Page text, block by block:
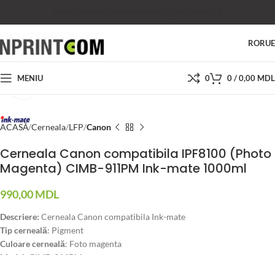
RORU
MENIU 0 0/0,00 MDL
ACASĂ Cerneala LFP Canon
Cerneala Canon compatibila IPF8100 (Photo
Magenta) CIMB-911PM Ink-mate 1000ml
990,00MDL
Descriere: Cerneala Canon compatibila Ink-mate
Tip cerneală: Pigment
Culoare cerneală: Foto magenta